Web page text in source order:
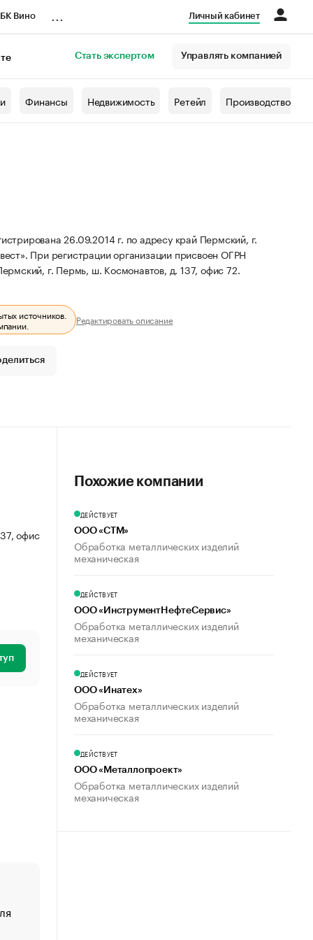
Вино Личный кабинет
Стать экспертом Управлять компанией
Финансы Недвижимость Ретейл Производство
26.09.2014 г. по адресу край Пермский, г.
При регистрации организации присвоен ОГРН
г. Пермь, ш. Космонавтов, д. 137, офис 72.
источников. Редактировать описание
офис
Похожие компании
ДЕЙСТВУЕТ
ООО «СТМ»
Обработка металлических изделий
механическая
ДЕЙСТВУЕТ
ООО «ИнструментНефтеСервис»
Обработка металлических изделий
механическая
ДЕЙСТВУЕТ
ООО «Инатех»
Обработка металлических изделий
механическая
ДЕЙСТВУЕТ
ООО «Металлопроект»
Обработка металлических изделий
механическая